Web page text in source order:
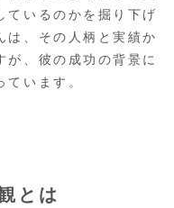
ているのかを掘り下げ
は、その人柄と実績か
が、彼の成功の背景に
います。
とは